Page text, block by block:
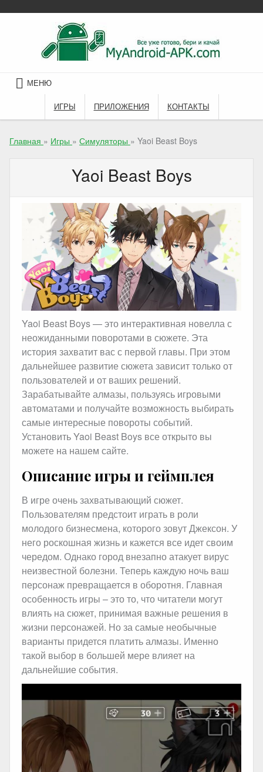
to
МЕНЮ
ИГРЫ ПРИЛОЖЕНИЯ КОНТАКТЫ
Главная » Игры » Симуляторы » Yaoi Beast Boys
Yaoi Beast Boys
Yaoi Beast Boys — это интерактивная новелла с
неожиданными поворотами в сюжете. Эта
история захватит вас с первой главы. При этом
дальнейшее развитие сюжета зависит только от
пользователей и от ваших решений.
Зарабатывайте алмазы, пользуясь игровыми
автоматами и получайте возможность выбирать
самые интересные повороты событий.
Установить Yaoi Beast Boys все открыто вы
можете на нашем сайте.
Описание игры и геймплея
В игре очень захватывающий сюжет.
Пользователям предстоит играть в роли
молодого бизнесмена, которого зовут Джексон. У
него роскошная жизнь и кажется все идет своим
чередом. Однако город внезапно атакует вирус
неизвестной болезни. Теперь каждую ночь ваш
персонаж превращается в оборотня. Главная
особенность игры – это то, что читатели могут
влиять на сюжет, принимая важные решения в
жизни персонажей. Но за самые необычные
варианты придется платить алмазы. Именно
такой выбор в большей мере влияет на
дальнейшие события.